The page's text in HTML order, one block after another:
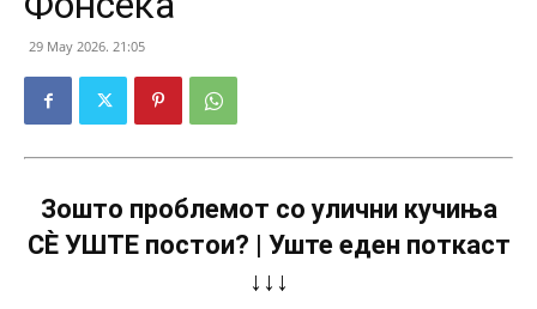
29 May 2026. 21:05
Зошто проблемот со улични кучиња
СÈ УШТЕ постои? | Уште еден поткаст
↓↓↓